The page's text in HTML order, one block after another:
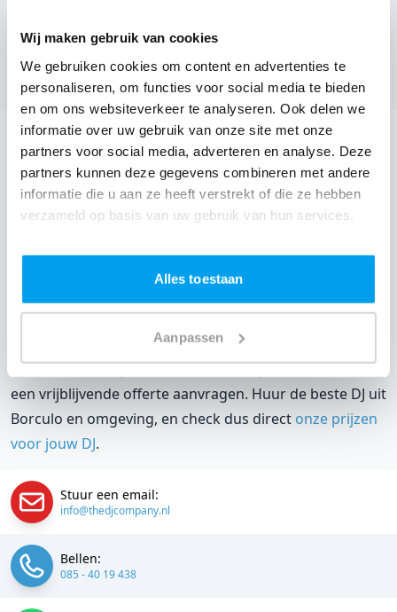
Wij maken gebruik van cookies
We gebruiken cookies om content en advertenties te
personaliseren, om functies voor social media te bieden
en om ons websiteverkeer te analyseren. Ook delen we
informatie over uw gebruik van onze site met onze
partners voor social media, adverteren en analyse. Deze
partners kunnen deze gegevens combineren met andere
informatie die u aan ze heeft verstrekt of die ze hebben
verzameld op basis van uw gebruik van hun services.
Alles toestaan
Aanpassen
(4 reviews over onze DJ's)
Bekijk alle feestlocaties
DJ huren voor jouw feest in Brasserie de Bakkerieje?
EenDJ hurenzonder zorgen in Brasserie de Bakkerieje:
dat is onze garantie. Van de afstemming met de locatie
voordat je een DJ voor jouw feest gaat boeken, wil je
natuurlijk weten wat het kost.
EenDJ boeken uit Gelderlandwas nog nooit zo
makkelijk. Daarom kun je bij ons online de prijs
berekenen voor jouw feest. Ook kun je nu boeken of
een vrijblijvende offerte aanvragen. Huur de beste DJ uit
Borculo en omgeving, en check dus direct onze prijzen
voor jouw DJ.
Stuur een email:
info@thedjcompany.nl
Bellen:
085 - 40 19 438